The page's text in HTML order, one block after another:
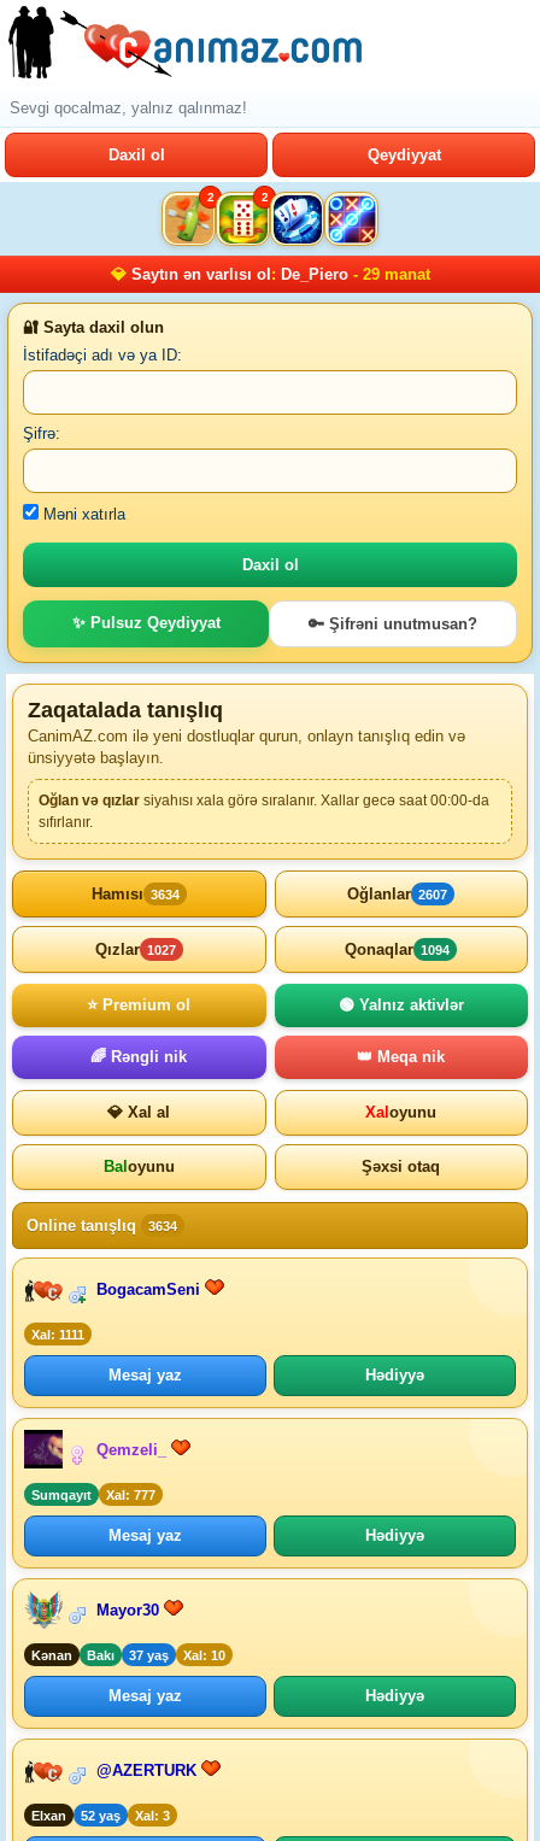
Sevgi qocalmaz, yalnız qalınmaz!
Daxil ol Qeydiyyat
2 2
💎 Saytın ən varlısı ol : De_Piero- 29 manat
🔐 Sayta daxil olun
İstifadəçi adı və ya ID:
Şifrə:
Məni xatırla
✨ Pulsuz Qeydiyyat 🔑 Şifrəni unutmusan?
Zaqatalada tanışlıq
CanimAZ.com ilə yeni dostluqlar qurun, onlayn tanışlıq edin və
ünsiyyətə başlayın.
Oğlan və qızlar siyahısı xala görə sıralanır. Xallar gecə saat 00:00-da
sıfırlanır.
Hamısı 3634 Oğlanlar 2607
Qızlar 1027 Qonaqlar 1094
⭐ Premium ol 🟢 Yalnız aktivlər
🌈 Rəngli nik 👑 Meqa nik
💎 Xal al Xaloyunu
Baloyunu Şəxsi otaq
Online tanışlıq 3634
BogacamSeni
Xal: 1111
Mesaj yaz Hədiyyə
Qemzeli_
Sumqayıt Xal: 777
Mesaj yaz Hədiyyə
Mayor30
Kənan Bakı 37 yaş Xal: 10
Mesaj yaz Hədiyyə
@AZERTURK
Elxan 52 yaş Xal: 3